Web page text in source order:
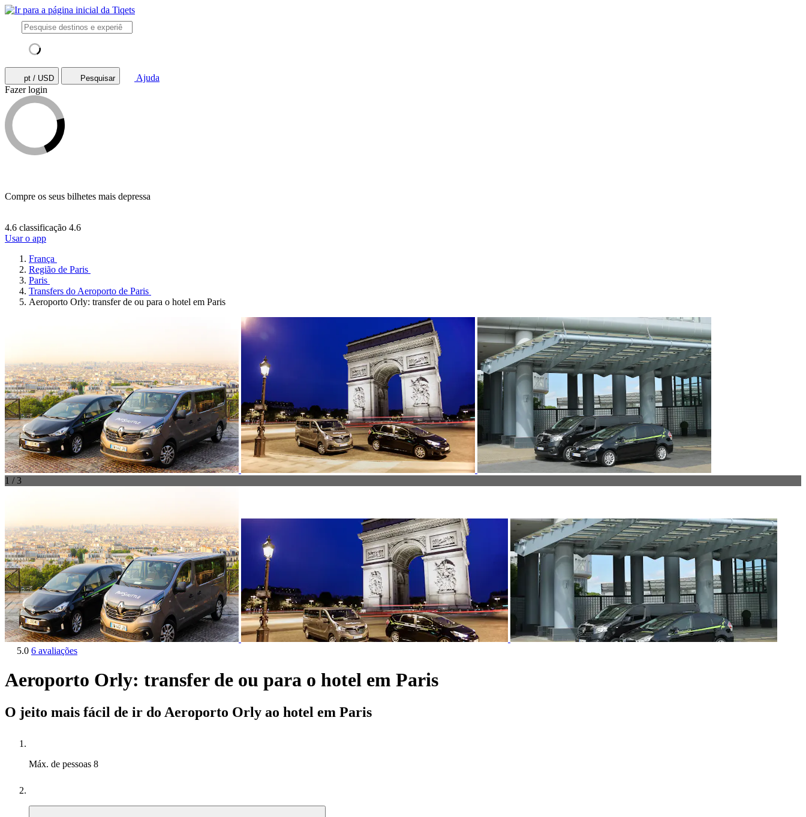
pt / USD Pesquisar
Ajuda
Fazer login
Compre os seus bilhetes mais depressa
4.6 classificação 4.6
Usar o app
França
Região de Paris
Paris
Transfers do Aeroporto de Paris
Aeroporto Orly: transfer de ou para o hotel em Paris
1 / 3
5.0 6 avaliações
Aeroporto Orly: transfer de ou para o hotel em Paris
O jeito mais fácil de ir do Aeroporto Orly ao hotel em Paris
Máx. de pessoas 8